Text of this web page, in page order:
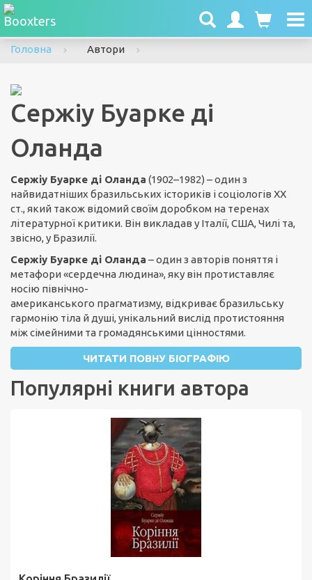
Головна
Автори
Сержіу Буарке ді
Оланда
Сержіу Буарке ді Оланда (1902–1982) – один з
найвидатніших бразильських істориків і соціологів ХХ
ст., який також відомий своїм доробком на теренах
літературної критики. Він викладав у Італії, США, Чилі та,
звісно, у Бразилії.
Сержіу Буарке ді Оланда – один з авторів поняття і
метафори «сердечна людина», яку він протиставляє
носію північно-
американського прагматизму, відкриває бразильську
гармонію тіла й душі, унікальний вислід протистояння
між сімейними та громадянськими цінностями.
ЧИТАТИ ПОВНУ БІОГРАФІЮ
Популярні книги автора